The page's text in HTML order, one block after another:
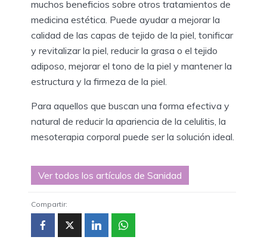
muchos beneficios sobre otros tratamientos de
medicina estética. Puede ayudar a mejorar la
calidad de las capas de tejido de la piel, tonificar
y revitalizar la piel, reducir la grasa o el tejido
adiposo, mejorar el tono de la piel y mantener la
estructura y la firmeza de la piel.
Para aquellos que buscan una forma efectiva y
natural de reducir la apariencia de la celulitis, la
mesoterapia corporal puede ser la solución ideal.
Ver todos los artículos de Sanidad
Compartir: